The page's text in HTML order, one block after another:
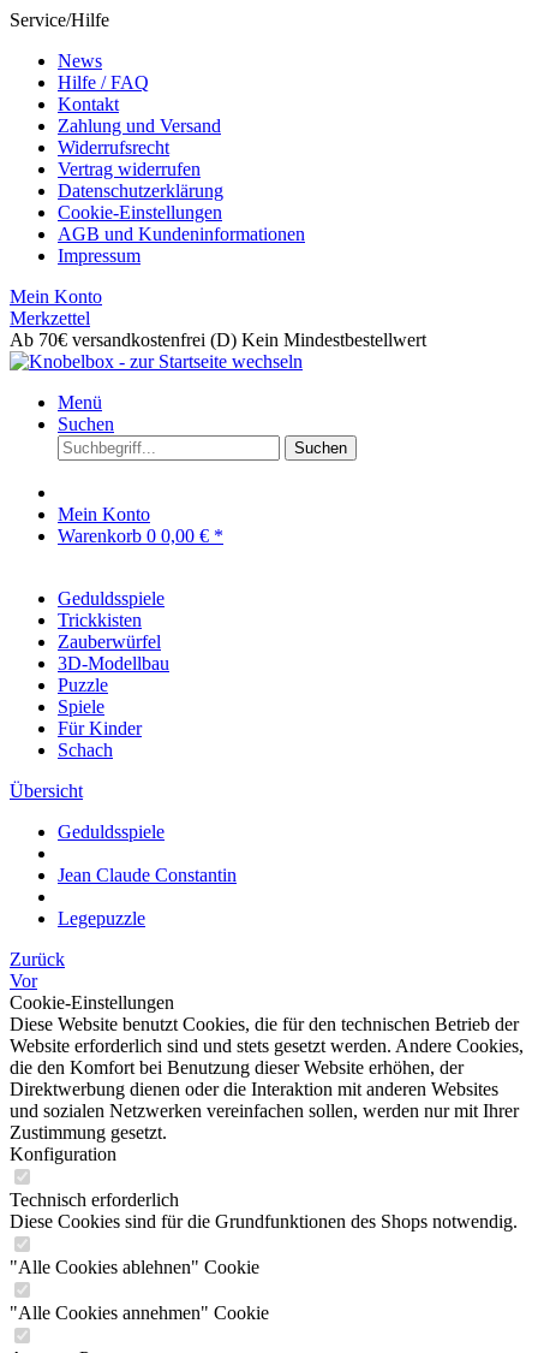
Service/Hilfe
News
Hilfe / FAQ
Kontakt
Zahlung und Versand
Widerrufsrecht
Vertrag widerrufen
Datenschutzerklärung
Cookie-Einstellungen
AGB und Kundeninformationen
Impressum
Mein Konto
Merkzettel
Ab 70€ versandkostenfrei (D) Kein Mindestbestellwert
Menü
Suchen
Suchen
Mein Konto
Warenkorb 0 0,00 € *
Geduldsspiele
Trickkisten
Zauberwürfel
3D-Modellbau
Puzzle
Spiele
Für Kinder
Schach
Übersicht
Geduldsspiele
Jean Claude Constantin
Legepuzzle
Zurück
Vor
Cookie-Einstellungen
Diese Website benutzt Cookies, die für den technischen Betrieb der
Website erforderlich sind und stets gesetzt werden. Andere Cookies,
die den Komfort bei Benutzung dieser Website erhöhen, der
Direktwerbung dienen oder die Interaktion mit anderen Websites
und sozialen Netzwerken vereinfachen sollen, werden nur mit Ihrer
Zustimmung gesetzt.
Konfiguration
Technisch erforderlich
Diese Cookies sind für die Grundfunktionen des Shops notwendig.
"Alle Cookies ablehnen" Cookie
"Alle Cookies annehmen" Cookie